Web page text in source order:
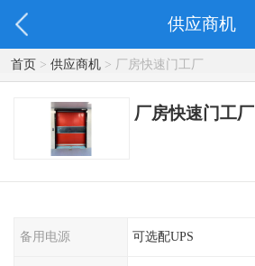
供应商机
首页> 供应商机> 厂房快速门工厂
厂房快速门工厂
备用电源 可选配UPS